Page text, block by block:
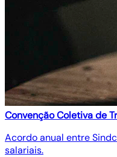
Convenção Coletiva de
Acordo anual entre
salariais.